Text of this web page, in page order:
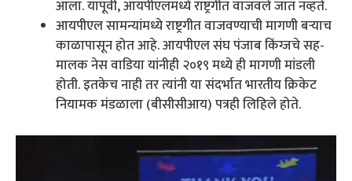
आला. यापूर्वी, आयपीएलमध्ये राष्ट्रगीत वाजवले जात नव्हते.
आयपीएल सामन्यांमध्ये राष्ट्रगीत वाजवण्याची मागणी बऱ्याच
काळापासून होत आहे. आयपीएल संघ पंजाब किंग्जचे सह-
मालक नेस वाडिया यांनीही २०१९ मध्ये ही मागणी मांडली
होती. इतकेच नाही तर त्यांनी या संदर्भात भारतीय क्रिकेट
नियामक मंडळाला (बीसीसीआय) पत्रही लिहिले होते.